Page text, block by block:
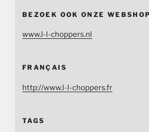
BEZOEK OOK ONZE
www.l-l-choppers.nl
FRANÇAIS
http://www.l-l-choppers.fr
TAGS